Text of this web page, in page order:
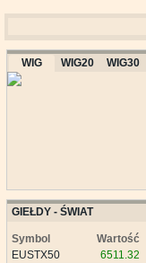
WIG WIG20 WIG30
GIEŁDY - ŚWIAT
Symbol
Wartość
EUSTX50
6511.32